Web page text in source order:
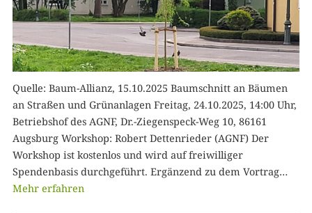
Quelle: Baum-Allianz, 15.10.2025 Baumschnitt an Bäumen
an Straßen und Grünanlagen Freitag, 24.10.2025, 14:00 Uhr,
Betriebshof des AGNF, Dr.-Ziegenspeck-Weg 10, 86161
Augsburg Workshop: Robert Dettenrieder (AGNF) Der
Workshop ist kostenlos und wird auf freiwilliger
Spendenbasis durchgeführt. Ergänzend zu dem Vortrag…
Mehr erfahren